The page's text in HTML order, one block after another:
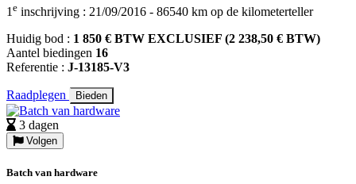
1 e inschrijving : 21/09/2016 - 86540 km op de kilometerteller
Huidig bod : 1 850 € BTW EXCLUSIEF (2 238,50 € BTW)
Aantel biedingen 16
Referentie : J-13185-V3
Raadplegen Bieden
3 dagen
Volgen
Batch van hardware